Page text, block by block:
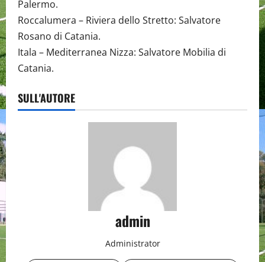
Palermo.
Roccalumera – Riviera dello Stretto: Salvatore
Rosano di Catania.
Itala – Mediterranea Nizza: Salvatore Mobilia di
Catania.
SULL'AUTORE
admin
Administrator